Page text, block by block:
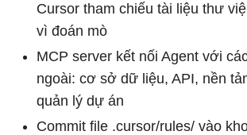
Cursor tham chiếu tài liệu thư
vì đoán mò
MCP server kết nối Agent với
ngoài: cơ sở dữ liệu, API, nền
quản lý dự án
Commit file .cursor/rules/ vào